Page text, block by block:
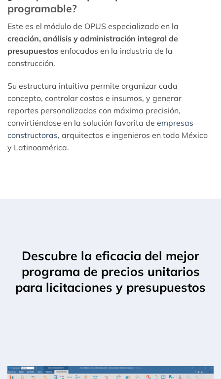
programable?
Este es el módulo de OPUS especializado en la
creación, análisis y administración integral de
presupuestos enfocados en la industria de la
construcción.
Su estructura intuitiva permite organizar cada
concepto, controlar costos e insumos, y generar
reportes personalizados con máxima precisión,
convirtiéndose en la solución favorita de empresas
constructoras, arquitectos e ingenieros en todo México
y Latinoamérica.
Descubre la eficacia del mejor
programa de precios unitarios
para licitaciones y presupuestos